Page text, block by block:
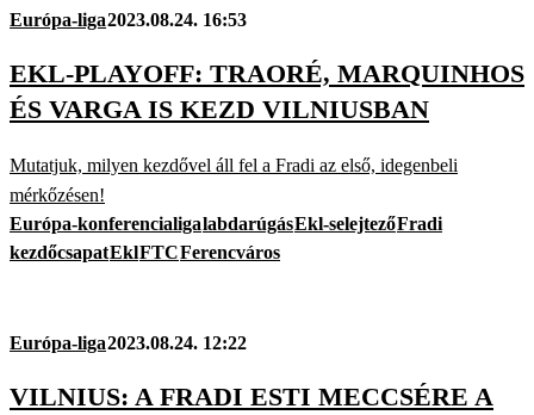
Európa-liga2023.08.24. 16:53
EKL-PLAYOFF: TRAORÉ, MARQUINHOS
ÉS VARGA IS KEZD VILNIUSBAN
Mutatjuk, milyen kezdővel áll fel a Fradi az első, idegenbeli
mérkőzésen!
Európa-konferencialigalabdarúgásEkl-selejtezőFradi
kezdőcsapatEklFTCFerencváros
Európa-liga2023.08.24. 12:22
VILNIUS: A FRADI ESTI MECCSÉRE A